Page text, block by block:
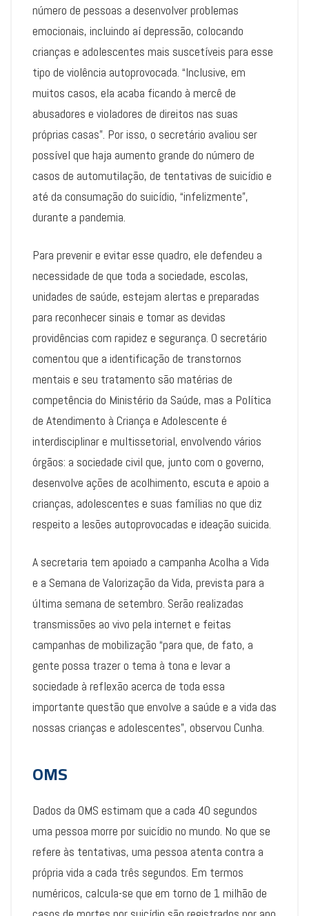
número de pessoas a desenvolver problemas
emocionais, incluindo aí depressão, colocando
crianças e adolescentes mais suscetíveis para esse
tipo de violência autoprovocada. “Inclusive, em
muitos casos, ela acaba ficando à mercê de
abusadores e violadores de direitos nas suas
próprias casas”. Por isso, o secretário avaliou ser
possível que haja aumento grande do número de
casos de automutilação, de tentativas de suicídio e
até da consumação do suicídio, “infelizmente”,
durante a pandemia.
Para prevenir e evitar esse quadro, ele defendeu a
necessidade de que toda a sociedade, escolas,
unidades de saúde, estejam alertas e preparadas
para reconhecer sinais e tomar as devidas
providências com rapidez e segurança. O secretário
comentou que a identificação de transtornos
mentais e seu tratamento são matérias de
competência do Ministério da Saúde, mas a Política
de Atendimento à Criança e Adolescente é
interdisciplinar e multissetorial, envolvendo vários
órgãos: a sociedade civil que, junto com o governo,
desenvolve ações de acolhimento, escuta e apoio a
crianças, adolescentes e suas famílias no que diz
respeito a lesões autoprovocadas e ideação suicida.
A secretaria tem apoiado a campanha Acolha a Vida
e a Semana de Valorização da Vida, prevista para a
última semana de setembro. Serão realizadas
transmissões ao vivo pela internet e feitas
campanhas de mobilização “para que, de fato, a
gente possa trazer o tema à tona e levar a
sociedade à reflexão acerca de toda essa
importante questão que envolve a saúde e a vida das
nossas crianças e adolescentes”, observou Cunha.
OMS
Dados da OMS estimam que a cada 40 segundos
uma pessoa morre por suicídio no mundo. No que se
refere às tentativas, uma pessoa atenta contra a
própria vida a cada três segundos. Em termos
numéricos, calcula-se que em torno de 1 milhão de